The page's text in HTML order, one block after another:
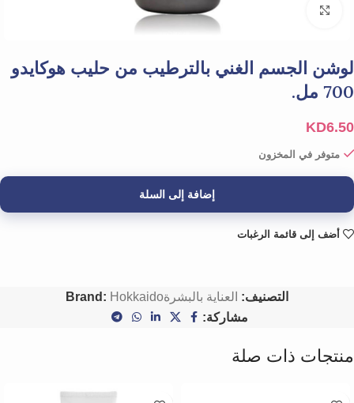
لوشن الجسم الغني بالترطيب من حليب هوكايدو
700 مل.
KD6.50
متوفر في المخزون
إضافة إلى السلة
أضف إلى قائمة الرغبات
التصنيف: العناية بالبشرة Brand: Hokkaido
مشاركة:
منتجات ذات صلة